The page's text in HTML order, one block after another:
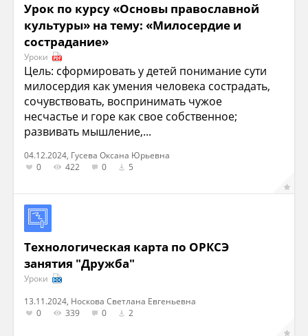
Урок по курсу «Основы православной
культуры» на тему: «Милосердие и
сострадание»
Уроки
Цель: сформировать у детей понимание сути
милосердия как умения человека сострадать,
сочувствовать, воспринимать чужое
несчастье и горе как свое собственное;
развивать мышление,...
04.12.2024, Гусева Оксана Юрьевна
0
422 0 5
Технологическая карта по ОРКСЭ
занятия "Дружба"
Уроки
13.11.2024, Носкова Светлана Евгеньевна
0
339 0 2